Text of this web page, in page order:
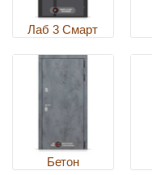
Лаб 3 Смарт
Бетон